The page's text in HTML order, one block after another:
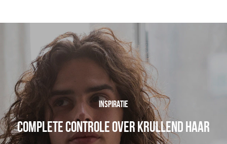
INSPIRATIE
COMPLETE CONTROLE OVER KRULLEND HAAR